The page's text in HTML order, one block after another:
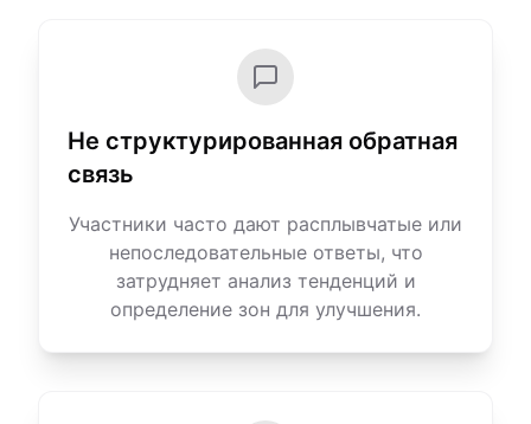
Не структурированная обратная
связь
Участники часто дают расплывчатые или
непоследовательные ответы, что
затрудняет анализ тенденций и
определение зон для улучшения.